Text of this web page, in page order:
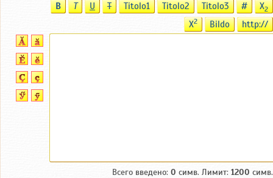
B T U T Titolo1 Titolo2 Titolo3 # X2
X2 Bildo http://
Всего введено: 0 симв. Лимит: 1200 симв.